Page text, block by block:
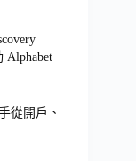
Alphabet
從開戶、